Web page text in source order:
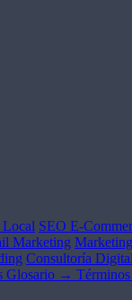
Local SEO E-
Marketing
Consultoría Digital
Glosario →